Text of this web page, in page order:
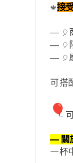
🍁接
— 🎈
— 🎈
— 🎈
可搭
— 關
一杯